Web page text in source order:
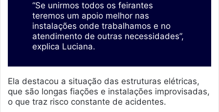
“Se unirmos todos os feirantes
teremos um apoio melhor nas
instalações onde trabalhamos e no
atendimento de outras necessidades”,
explica Luciana.
Ela destacou a situação das estruturas elétricas,
que são longas fiações e instalações improvisadas,
o que traz risco constante de acidentes.